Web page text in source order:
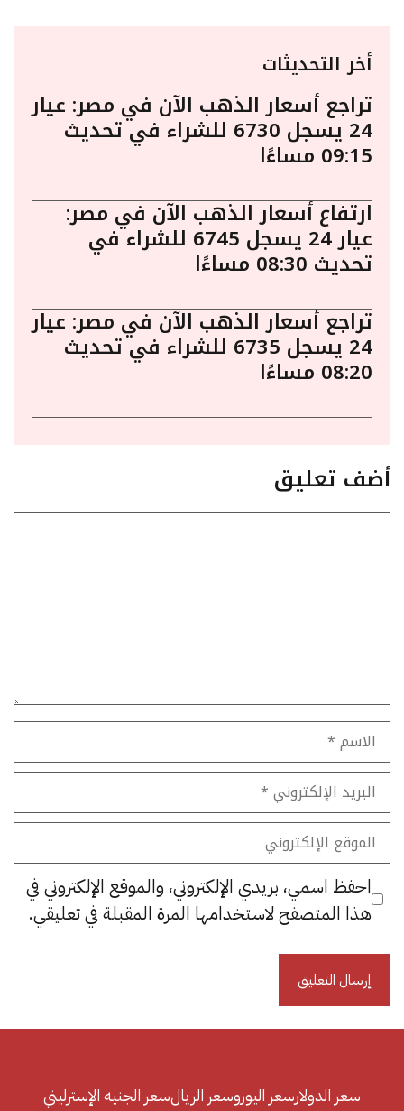
أخر التحديثات
تراجع أسعار الذهب الآن في مصر: عيار
24 يسجل 6730 للشراء في تحديث
09:15 مساءًا
ارتفاع أسعار الذهب الآن في مصر:
عيار 24 يسجل 6745 للشراء في
تحديث 08:30 مساءًا
تراجع أسعار الذهب الآن في مصر: عيار
24 يسجل 6735 للشراء في تحديث
08:20 مساءًا
أضف تعليق
الاسم
البريد
الإلكتروني
الموقع
الإلكتروني
احفظ اسمي، بريدي الإلكتروني، والموقع الإلكتروني في
هذا المتصفح لاستخدامها المرة المقبلة في تعليقي.
سعر الدولارسعر اليوروسعر الريالسعر الجنيه الإسترليني